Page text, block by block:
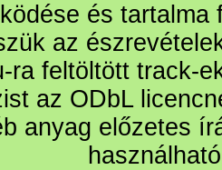
és
az
ra feltöltött track-
az ODbL
anyag előzetes